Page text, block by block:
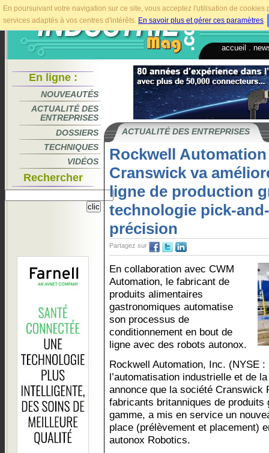
En poursuivant votre navigation sur ce site, vous acceptez l'utilisation de
services adaptés à vos centres d'intérêts. En savoir plus et gérer ces paramètres.
accueil
En ligne :
NOUVEAUTÉS
ACTUALITÉ DES
ENTREPRISES
DOSSIERS
TECHNIQUES
VIDÉOS
Rechercher
ACTUALITÉ DES ENTREPRISES
Rockwell
Cranswick va
ligne de production
technologie pick-
précision
Partagez sur
En collaboration avec CWM
Automation, le fabricant de
produits alimentaires
gastronomiques automatise
son processus de
conditionnement en bout de
ligne avec des robots autonox.
Rockwell Automation, Inc. (NYSE
l’automatisation industrielle et de
annonce que la société Cranswick
fabricants britanniques de produits
gamme, a mis en service un
place (prélèvement et placement)
autonox Robotics.